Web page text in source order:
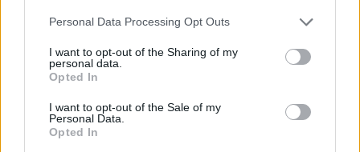
Please note that this website/app uses one or more Google
not limited to your visit or usage behaviour. You may click to
grant or deny consent to Google and its third-party tags to
use your data for below specified purposes in below Google
consent section.
Personal Data Processing Opt Outs
I want to opt-out of the Sharing of my
personal data.
Opted In
I want to opt-out of the Sale of my
Personal Data.
Opted In
Γιατί ο καφές βελτιώνει τη διάθεση, ακόμα και
χωρίς καφεΐνη